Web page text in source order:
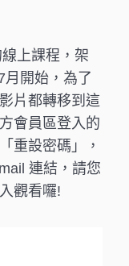
上課程，架
月開始，為了
片都轉移到這
會員區登入的
重設密碼」，
連結，請您
觀看囉!